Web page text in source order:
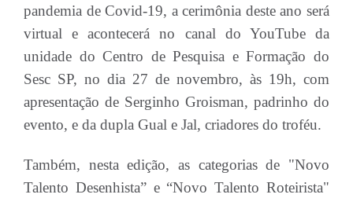
pandemia de Covid-19, a cerimônia deste ano será
virtual e acontecerá no canal do YouTube da
unidade do Centro de Pesquisa e Formação do
Sesc SP, no dia 27 de novembro, às 19h, com
apresentação de Serginho Groisman, padrinho do
evento, e da dupla Gual e Jal, criadores do troféu.
Também, nesta edição, as categorias de "Novo
Talento Desenhista” e “Novo Talento Roteirista"